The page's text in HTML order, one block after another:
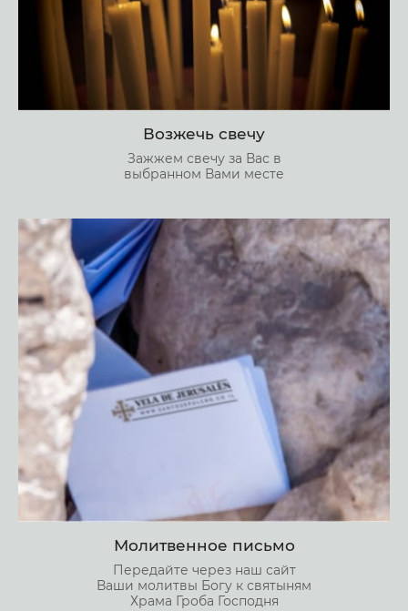
Возжечь свечу
Зажжем свечу за Вас в
выбранном Вами месте
Молитвенное письмо
Передайте через наш сайт
Ваши молитвы Богу к святыням
Храма Гроба Господня